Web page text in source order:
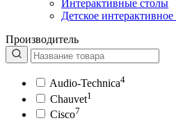
Интерактивные столы
Детское
Производитель
Audio-Technica4
Chauvet1
Cisco7